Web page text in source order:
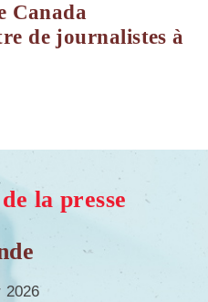
Canada
de journalistes à
la presse
2026